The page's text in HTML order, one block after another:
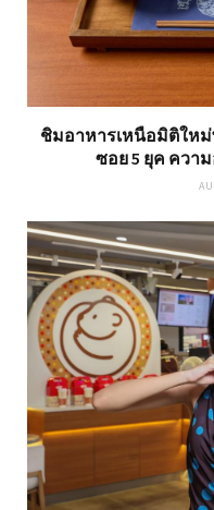
ชิมอาหารเหนือมิติใหม่
ซอย 5 ยุค ควา